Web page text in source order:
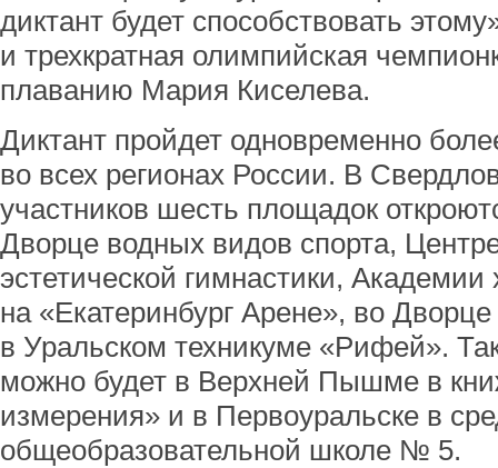
диктант будет способствовать
и трехкратная олимпийская
плаванию Мария Киселева.
Диктант пройдет одновременно
во всех регионах России. В
участников шесть площадок
Дворце водных видов спорта,
эстетической гимнастики, Академии
на «Екатеринбург Арене», во
в Уральском техникуме «Рифей».
можно будет в Верхней Пышме в
измерения» и в Первоуральске в
общеобразовательной школе № 5.